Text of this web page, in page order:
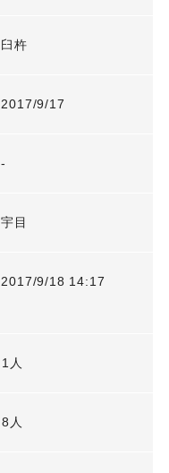
臼杵
2017/9/17
-
宇目
2017/9/18 14:17
1人
8人